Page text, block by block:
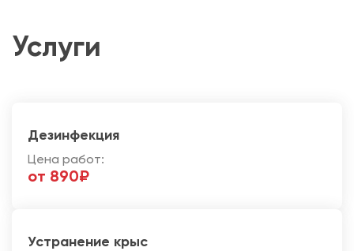
Услуги
Дезинфекция
Цена работ:
от 890₽
Устранение крыс